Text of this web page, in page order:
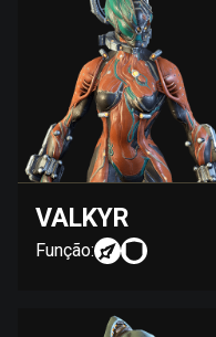
VALKYR
Função: